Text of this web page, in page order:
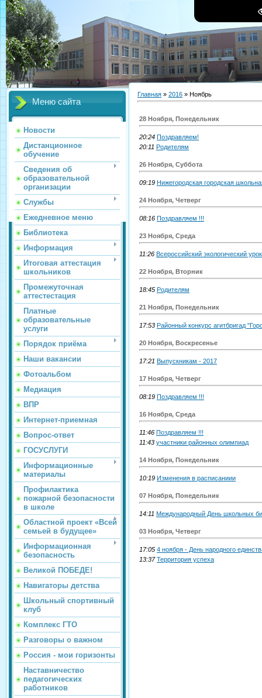
Меню сайта
Новости
Дистанционное
обучение
Сведения об
образовательной
организации
Службы
Ежедневное меню
Библиотека
Информация
Итоговая аттестация
школьников
Промежуточная
аттестестация
Платные
образовательные
услуги
Порядок приёма
Наши вакансии
Фотоальбом
Медиация
ВПР
Интернет-приемная
Вопрос-ответ
ГОСУСЛУГИ
Информационные
материалы
Профилактика
пожарной безопасности
в школе
Областной проект «Всей
семьей в будущее»
Информационная
безопасность
Великой ПОБЕДЕ!
Навигаторы детства
Школьный спортивный
клуб
Комплекс ГТО
Разговоры о важном
Россия - мои горизонты
Наставничество
педагогических
работников
Главная » 2016 » Ноябрь
28 Ноября, Понедельник
20:24 Поздравляем!
20:11 Родителям
26 Ноября, Суббота
09:19 Нижегородская городская
24 Ноября, Четверг
08:16 Поздравляем !!!
23 Ноября, Среда
11:26 Всероссийский экологический
22 Ноября, Вторник
18:45 Родителям
21 Ноября, Понедельник
17:53 Районный конкурс агитбригад
20 Ноября, Воскресенье
17:21 Выпускникам - 2017
17 Ноября, Четверг
08:19 Поздравляем !!!
16 Ноября, Среда
11:46 Поздравляем !!!
11:43 участники районных олимпиад
14 Ноября, Понедельник
10:19 Изменения в расписаниии
07 Ноября, Понедельник
14:11 Международный День школьных
03 Ноября, Четверг
17:05 4 ноября - День народного
13:37 Территория успеха